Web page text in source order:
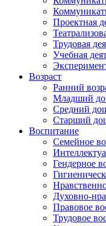
Проектная
Трудовая
Учебная
Возраст
Ранний
Младший
Средний
Старший
Воспитание
Семейное
Гендерное
Духовно-
Правовое
Трудовое